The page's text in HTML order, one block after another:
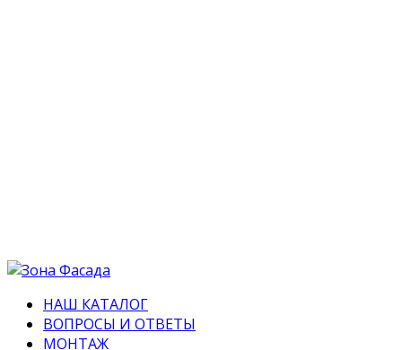
НАШ КАТАЛОГ
ВОПРОСЫ И ОТВЕТЫ
МОНТАЖ